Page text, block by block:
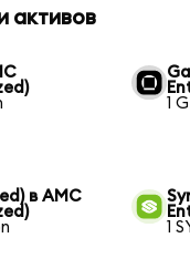
активов
1
в AMC
1